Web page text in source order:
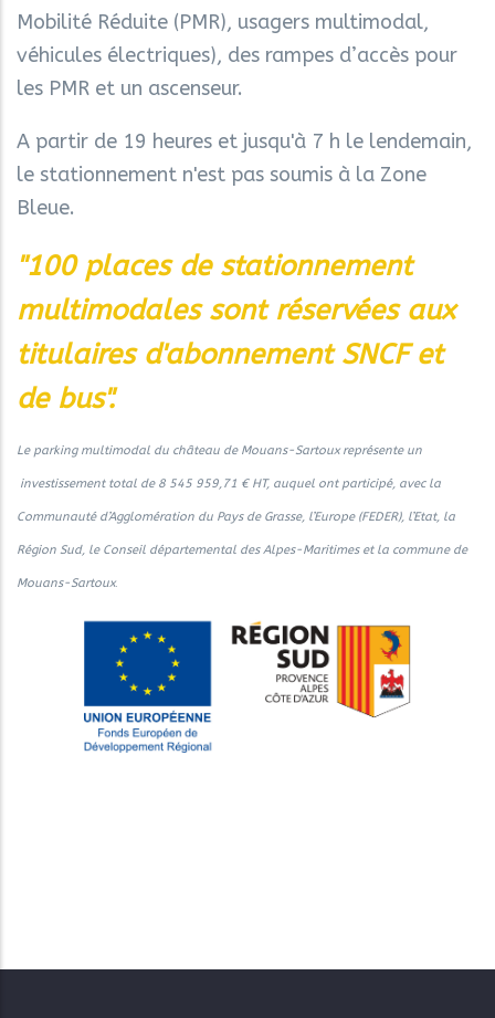
Mobilité Réduite (PMR), usagers multimodal,
véhicules électriques), des rampes d’accès pour
les PMR et un ascenseur.
A partir de 19 heures et jusqu'à 7 h le lendemain,
le stationnement n'est pas soumis à la Zone
Bleue.
"100 places de stationnement
multimodales sont réservées aux
titulaires d'abonnement SNCF et
de bus".
Le parking multimodal du château de Mouans-Sartoux représente un
investissement total de 8 545 959,71 € HT, auquel ont participé, avec la
Communauté d’Agglomération du Pays de Grasse, l’Europe (FEDER), l’Etat, la
Région Sud, le Conseil départemental des Alpes-Maritimes et la commune de
Mouans-Sartoux.